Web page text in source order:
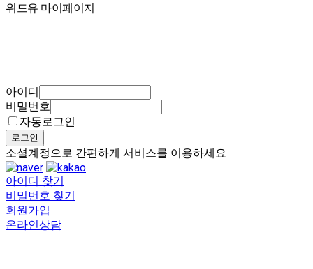
위드유 마이페이지
아이디
비밀번호
자동로그인
로그인
소셜계정으로 간편하게 서비스를 이용하세요
아이디 찾기
비밀번호 찾기
회원가입
온라인상담